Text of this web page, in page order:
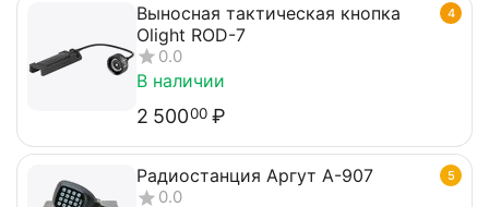
4
Выносная тактическая кнопка
Olight ROD-7
0.0
В наличии
2 50000 ₽
5
Радиостанция Аргут А-907
0.0